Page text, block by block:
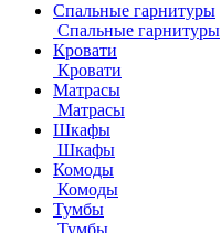
Спальные гарнитуры
Спальные гарнитуры
Кровати
Кровати
Матрасы
Матрасы
Шкафы
Шкафы
Комоды
Комоды
Тумбы
Тумбы